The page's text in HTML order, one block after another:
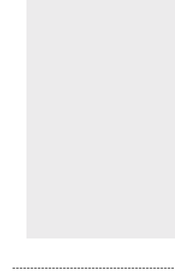
---------------------------------------------